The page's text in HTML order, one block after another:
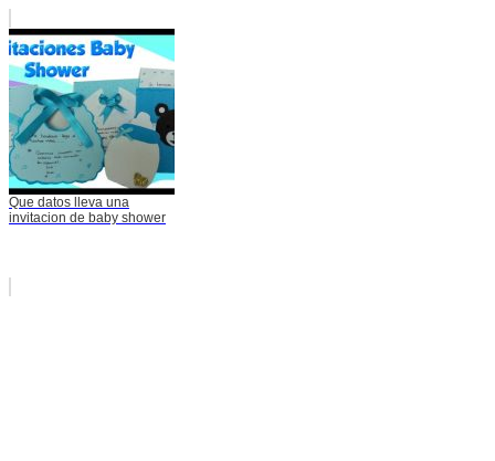
Que datos lleva una
invitacion de baby shower